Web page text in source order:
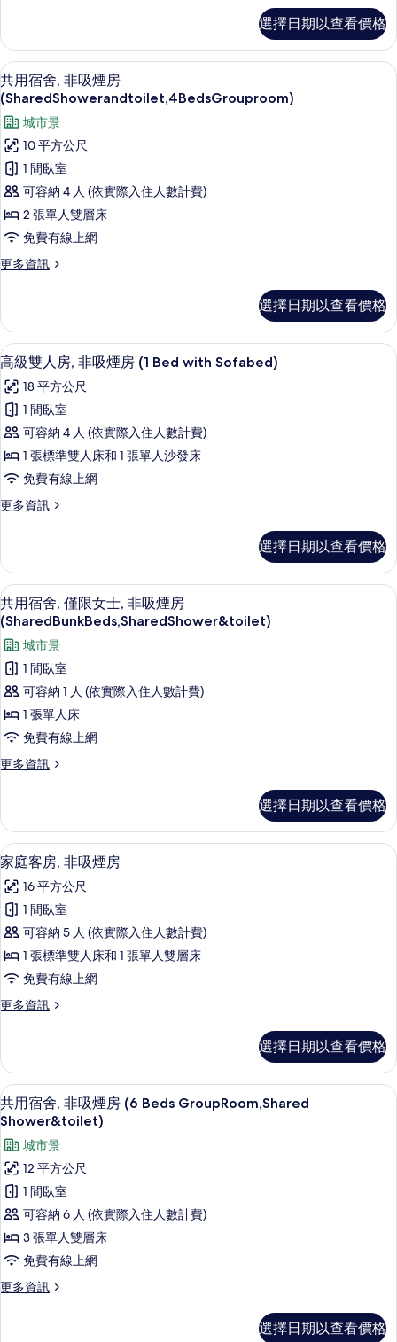
非
吸
煙
房
的
所
有
相
片
房,
間
臥
室,
非
吸
煙
房
的
情
選擇日期以查看價格
顯
示
共
用
宿
舍,
非
吸
煙
(SharedShowerandtoilet,4BedsGrouproom)
的
所
有
相
片
10
共用宿舍, 非吸煙房
(SharedShowerandtoilet,4BedsGrouproom)
城市景
10 平方公尺
1 間臥室
可容納 4 人 (依實際入住人數計費)
2 張單人雙層床
免費有線上網
更多資訊
更
宿
舍,
非
煙
房
(SharedShowerandtoilet,4BedsGrouproom)
的
詳
情
選擇日期以查看價格
顯
示
高
級
雙
人
非
煙
房
(1
Bed
with
Sofabed)
的
所
有
相
高級雙人房, 非吸煙房 (1 Bed with
6
高級雙人房, 非吸煙房 (1 Bed with Sofabed)
18 平方公尺
1 間臥室
可容納 4 人 (依實際入住人數計費)
1 張標準雙人床和 1 張單人沙發床
免費有線上網
更多資訊
更
雙
人
房,
非
吸
煙
房
(1
Bed
with
Sofabed)
的
詳
情
選擇日期以查看價格
顯
示
共
用
宿
舍,
僅
限
非
吸
煙
房
(SharedBunkBeds,SharedShower&toilet)
的
所
有
相
10
共用宿舍, 僅限女士, 非吸煙房
(SharedBunkBeds,SharedShower&toilet)
城市景
1 間臥室
可容納 1 人 (依實際入住人數計費)
1 張單人床
免費有線上網
更多資訊
更
宿
舍,
僅
限
女
士,
非
吸
煙
房
(SharedBunkBeds,SharedShower&toilet)
的
選擇日期以查看價格
顯
示
家
庭
客
房,
吸
房
的
所
有
相
片
家庭客房, 非吸煙房 | 遮光布/窗簾、
6
家庭客房, 非吸煙房
16 平方公尺
1 間臥室
可容納 5 人 (依實際入住人數計費)
1 張標準雙人床和 1 張單人雙層床
免費有線上網
更多資訊
更
客
房,
非
吸
房
的
詳
情
選擇日期以查看價格
顯
示
共
用
宿
舍,
非
吸
煙
7
共用宿舍, 非吸煙房 (6 Beds GroupRoom,Shared
Shower&toilet)
城市景
12 平方公尺
1 間臥室
可容納 6 人 (依實際入住人數計費)
3 張單人雙層床
免費有線上網
更多資訊
更
選擇日期以查看價格